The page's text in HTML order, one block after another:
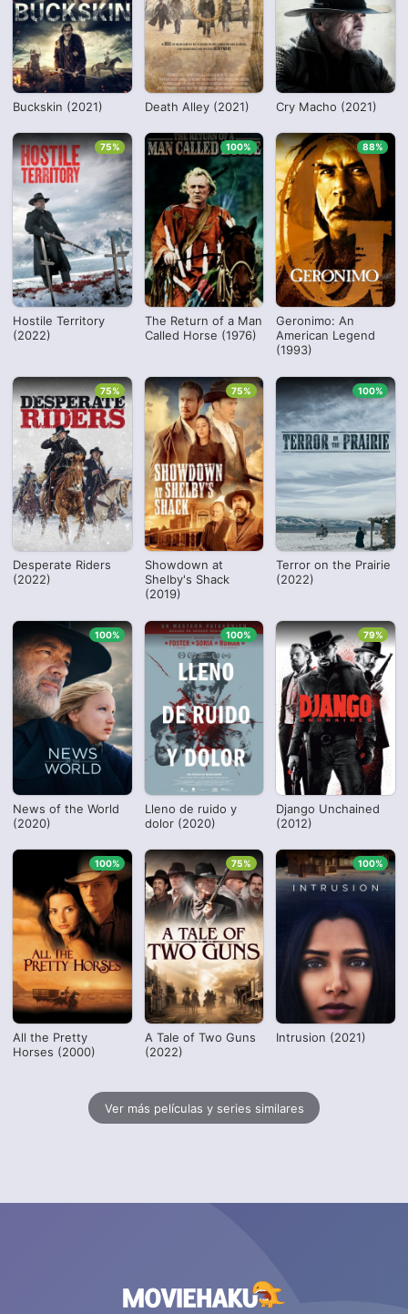
Buckskin (2021) Death Alley (2021) Cry Macho (2021)
Hostile Territory
(2022)
75%
The Return of a Man
Called Horse (1976)
100%
Geronimo: An
American Legend
(1993)
88%
Desperate Riders
(2022)
75%
Showdown at
Shelby's Shack
(2019)
75%
Terror on the Prairie
(2022)
100%
News of the World
(2020)
100%
Lleno de ruido y
dolor (2020)
100%
Django Unchained
(2012)
79%
All the Pretty
Horses (2000)
100%
A Tale of Two Guns
(2022)
75%
Intrusion (2021)
100%
Ver más películas y series similares